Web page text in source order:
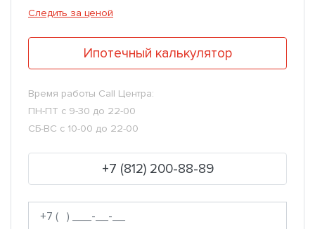
Следить за ценой
Ипотечный калькулятор
Время работы Call Центра:
ПН-ПТ с 9-30 до 22-00
СБ-ВС с 10-00 до 22-00
+7 (812) 200-88-89